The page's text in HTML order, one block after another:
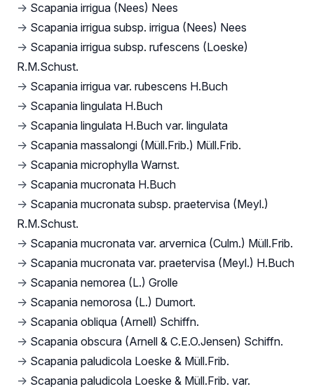
→ Scapania irrigua (Nees) Nees
→ Scapania irrigua subsp. irrigua (Nees) Nees
→ Scapania irrigua subsp. rufescens (Loeske)
R.M.Schust.
→ Scapania irrigua var. rubescens H.Buch
→ Scapania lingulata H.Buch
→ Scapania lingulata H.Buch var. lingulata
→ Scapania massalongi (Müll.Frib.) Müll.Frib.
→ Scapania microphylla Warnst.
→ Scapania mucronata H.Buch
→ Scapania mucronata subsp. praetervisa (Meyl.)
R.M.Schust.
→ Scapania mucronata var. arvernica (Culm.) Müll.Frib.
→ Scapania mucronata var. praetervisa (Meyl.) H.Buch
→ Scapania nemorea (L.) Grolle
→ Scapania nemorosa (L.) Dumort.
→ Scapania obliqua (Arnell) Schiffn.
→ Scapania obscura (Arnell & C.E.O.Jensen) Schiffn.
→ Scapania paludicola Loeske & Müll.Frib.
→ Scapania paludicola Loeske & Müll.Frib. var.